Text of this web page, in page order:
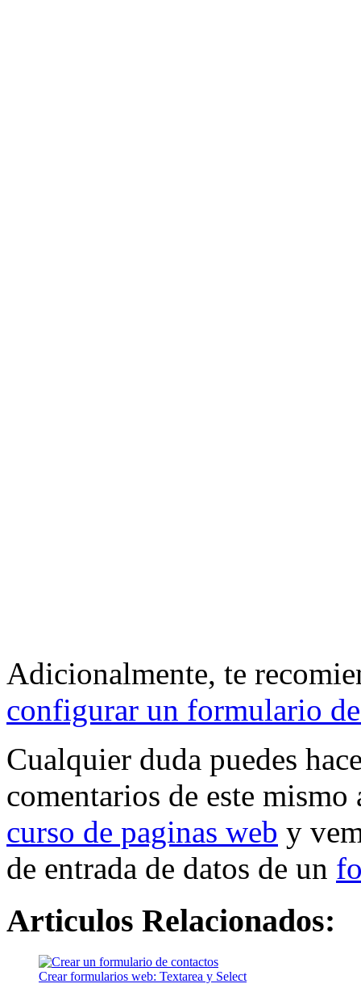
Adicionalmente, te
configurar un formulario
Cualquier duda puedes
comentarios de este
curso de paginas web y
de entrada de datos de un
Articulos Relacionados:
Crear formularios web: Textarea y Select